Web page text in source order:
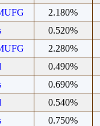
2.180%
0.520%
2.280%
0.490%
0.690%
0.540%
0.750%